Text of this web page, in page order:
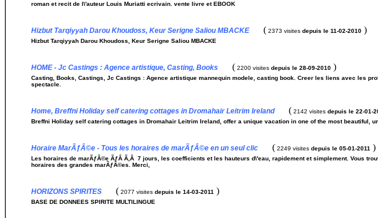
roman et recit de l\'auteur Louis Muriatti ecrivain. vente livre et EBOOK
Hizbut Tarqiyyah Darou Khoudoss, Keur Serigne Saliou MBACKE( 2373 visites depuis le 11-02-2010 )
Hizbut Tarqiyyah Darou Khoudoss, Keur Serigne Saliou MBACKE
HOME - Jc Castings : Agence artistique, Casting, Books ( 2200 visites depuis le 28-09-2010 )
Casting, Books, Castings, Jc Castings : Agence artistique mannequin modele, casting book. Creer les liens avec les
spectacle.
Home, Breffni Holiday self catering cottages in Dromahair Leitrim Ireland( 2142 visites depuis le 22-01-
Breffni Holiday self catering cottages in Dromahair Leitrim Ireland, offer a unique vacation in one of the most beautiful,
Horaire MarÃƒÂ©e - Tous les horaires de marÃƒÂ©e en un seul clic ( 2249 visites depuis le 05-01-2011 )
Les horaires de marÃƒÂ©e ÃƒÂ Ã‚Â 7 jours, les coefficients et les hauteurs d\'eau, rapidement et simplement. Vous
horaires des grandes marÃƒÂ©es. Merci,
HORIZONS SPIRITES ( 2077 visites depuis le 14-03-2011 )
BASE DE DONNEES SPIRITE MULTILINGUE